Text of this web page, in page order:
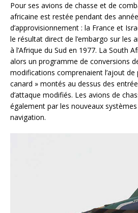
Pour ses avions de chasse et de
africaine est restée pendant des
d’approvisionnement : la France et
le résultat direct de l’embargo sur les
à l’Afrique du Sud en 1977. La South
alors un programme de conversions
modifications comprenaient l’ajout de
canard » montés au dessus des
d’attaque modifiés. Les avions de
également par les nouveaux
navigation.